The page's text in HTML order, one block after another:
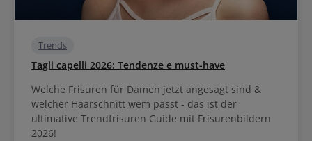
Trends
Tagli capelli 2026: Tendenze e must-have
Welche Frisuren für Damen jetzt angesagt sind &
welcher Haarschnitt wem passt - das ist der
ultimative Trendfrisuren Guide mit Frisurenbildern
2026!